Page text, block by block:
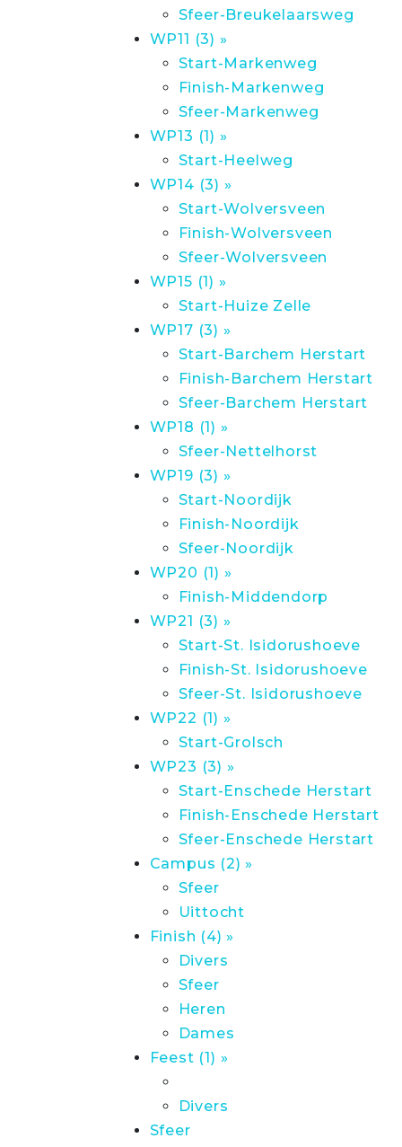
Sfeer-Breukelaarsweg
WP11 (3) »
Start-Markenweg
Finish-Markenweg
Sfeer-Markenweg
WP13 (1) »
Start-Heelweg
WP14 (3) »
Start-Wolversveen
Finish-Wolversveen
Sfeer-Wolversveen
WP15 (1) »
Start-Huize Zelle
WP17 (3) »
Start-Barchem Herstart
Finish-Barchem Herstart
Sfeer-Barchem Herstart
WP18 (1) »
Sfeer-Nettelhorst
WP19 (3) »
Start-Noordijk
Finish-Noordijk
Sfeer-Noordijk
WP20 (1) »
Finish-Middendorp
WP21 (3) »
Start-St. Isidorushoeve
Finish-St. Isidorushoeve
Sfeer-St. Isidorushoeve
WP22 (1) »
Start-Grolsch
WP23 (3) »
Start-Enschede Herstart
Finish-Enschede Herstart
Sfeer-Enschede Herstart
Campus (2) »
Sfeer
Uittocht
Finish (4) »
Divers
Sfeer
Heren
Dames
Feest (1) »
Divers
Sfeer